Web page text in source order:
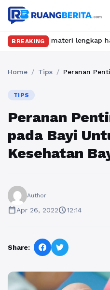
BREAKING
lengkap hanya di
Home / Tips /
TIPS
Peranan
pada Bayi
Kesehatan
Author
calendar_todayApr 26, 2022schedule12:14
Share: